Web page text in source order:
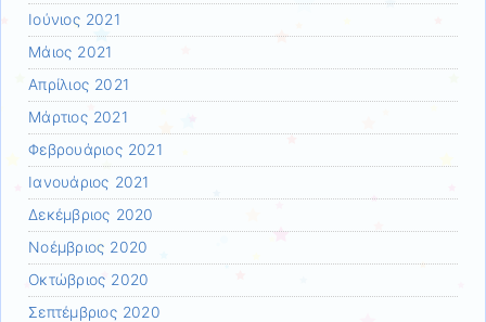
Ιούνιος 2021
Μάιος 2021
Απρίλιος 2021
Μάρτιος 2021
Φεβρουάριος 2021
Ιανουάριος 2021
Δεκέμβριος 2020
Νοέμβριος 2020
Οκτώβριος 2020
Σεπτέμβριος 2020